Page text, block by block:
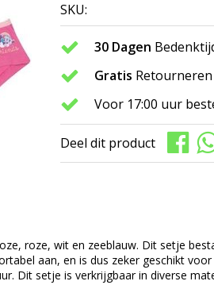
SKU:
30 Dagen
Gratis Retourneren
Voor 17:00 uur
Deel dit product
roze, wit en zeeblauw. Dit setje
aan, en is dus zeker geschikt
Dit setje is verkrijgbaar in diverse